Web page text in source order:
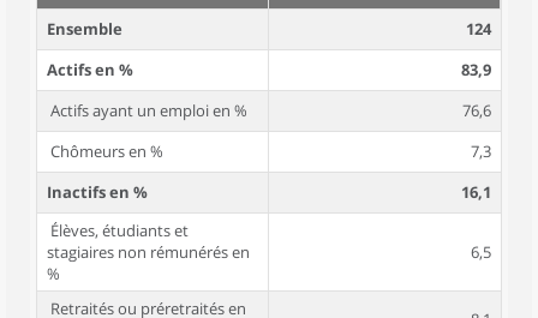
Ensemble
124
Actifs en %
83,9
Actifs ayant un emploi en %
76,6
Chômeurs en %
7,3
Inactifs en %
16,1
Élèves, étudiants et
stagiaires non rémunérés en
%
6,5
Retraités ou préretraités en